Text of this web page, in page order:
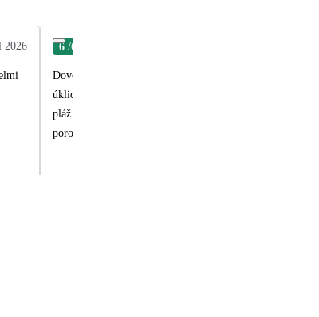
2026 6 /6
Dovolená v této destinaci byla vynikající. Hotel přímo
úklid byl každý den, všude bylo čisto, personál milý a
pláž. Lehátka u moře byla k dispozici, i když jsme přišli
porovnávat. Za tuto cenu byl hotel, pláž, jídlo a služby